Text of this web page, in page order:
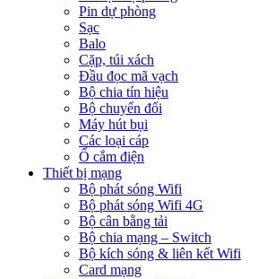
Pin dự phòng
Sạc
Balo
Cặp, túi xách
Đầu đọc mã vạch
Bộ chia tín hiệu
Bộ chuyển đổi
Máy hút bụi
Các loại cáp
Ổ cắm điện
Thiết bị mạng
Bộ phát sóng Wifi
Bộ phát sóng Wifi 4G
Bộ cân bằng tải
Bộ chia mạng – Switch
Bộ kích sóng & liên kết Wifi
Card mạng